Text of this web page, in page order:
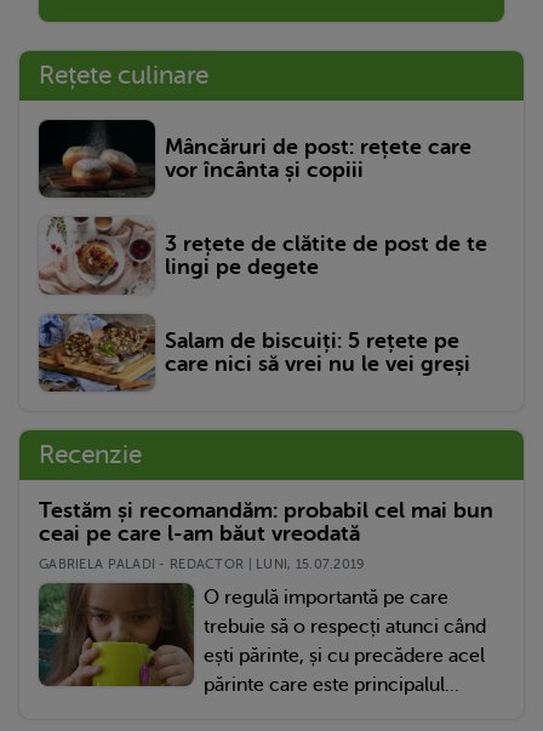
Rețete culinare
Mâncăruri de post: rețete care
vor încânta și copiii
3 rețete de clătite de post de te
lingi pe degete
Salam de biscuiți: 5 rețete pe
care nici să vrei nu le vei greși
Recenzie
Testăm și recomandăm: probabil cel mai bun
ceai pe care l-am băut vreodată
GABRIELA PALADI - REDACTOR | LUNI, 15.07.2019
O regulă importantă pe care
trebuie să o respecți atunci când
ești părinte, și cu precădere acel
părinte care este principalul...